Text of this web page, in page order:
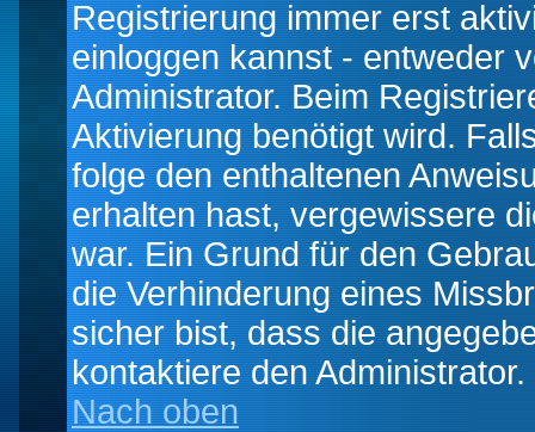
Registrierung immer erst
einloggen kannst - entweder
Administrator. Beim
Aktivierung benötigt wird.
folge den enthaltenen
erhalten hast, vergewissere
war. Ein Grund für den
die Verhinderung eines
sicher bist, dass die
kontaktiere den Administrator.
Nach oben